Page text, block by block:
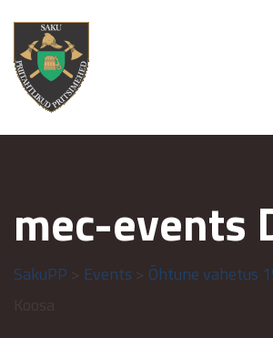
mec-events
SakuPP Events Õhtune vahetus